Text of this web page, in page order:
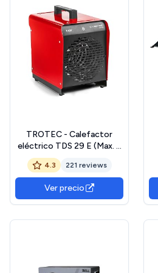
TROTEC - Calefactor
eléctrico TDS 29 E (Max. 5
4.3 221 reviews
Ver precio